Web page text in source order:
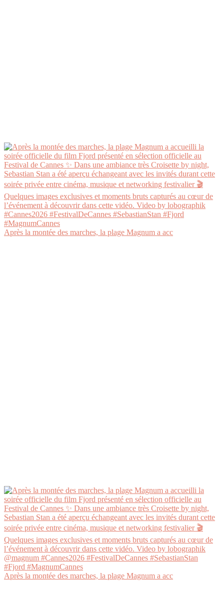
Après la montée des marches, la plage Magnum a acc
Après la montée des marches, la plage Magnum a acc